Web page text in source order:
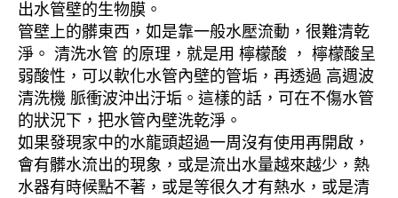
出水管壁的生物膜。
管壁上的髒東西，如是靠一般水壓流動，很難清乾
淨。 清洗水管 的原理，就是用 檸檬酸 ， 檸檬酸呈
弱酸性，可以軟化水管內壁的管垢，再透過 高週波
清洗機 脈衝波沖出汙垢。這樣的話，可在不傷水管
的狀況下，把水管內壁洗乾淨。
如果發現家中的水龍頭超過一周沒有使用再開啟，
會有髒水流出的現象，或是流出水量越來越少，熱
水器有時候點不著，或是等很久才有熱水，或是清